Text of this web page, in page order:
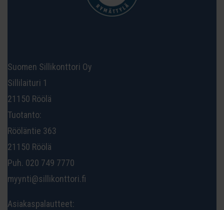
Suomen Sillikonttori Oy
Sillilaituri 1
21150 Röölä
Tuotanto:
Rööläntie 363
21150 Röölä
Puh. 020 749 7770
myynti@sillikonttori.fi
Asiakaspalautteet: